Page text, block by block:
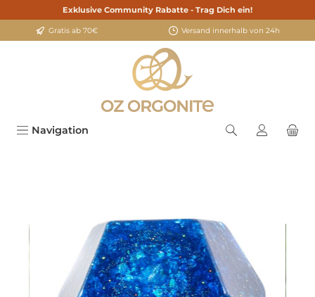
springenExklusive Community Rabatte - Trag Dich ein!
Gratis ab 70€ Versand innerhalb von 24h
Navigation